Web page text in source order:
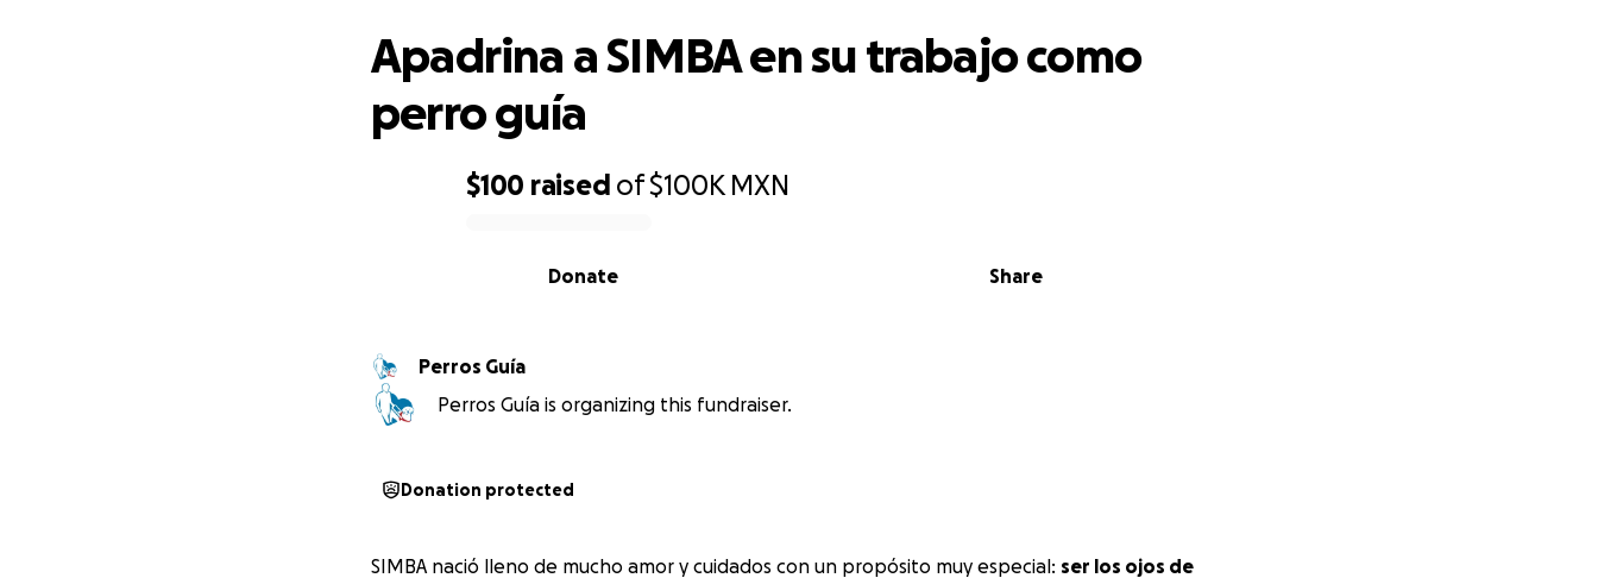
$100 raised of$100K MXN
Share
Donate
Apadrina a SIMBA en su trabajo como
perro guía
Perros Guía
Perros Guía is organizing this fundraiser.
Donation protected
SIMBA nació lleno de mucho amor y cuidados con un propósito muy especial: ser los ojos de